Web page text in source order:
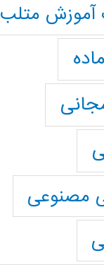
آموزش متلب
مصنوعی